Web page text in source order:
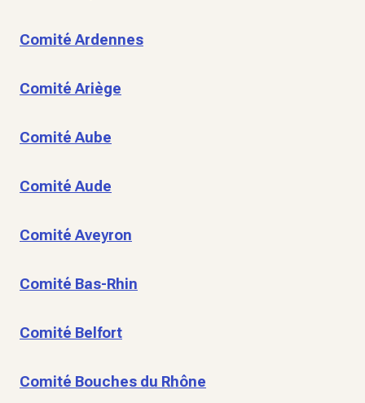
Comité Ardennes
Comité Ariège
Comité Aube
Comité Aude
Comité Aveyron
Comité Bas-Rhin
Comité Belfort
Comité Bouches du Rhône